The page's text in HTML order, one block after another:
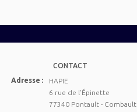
CONTACT
Adresse :
HAPIE
6 rue de l'Épinette
77340 Pontault - Combault